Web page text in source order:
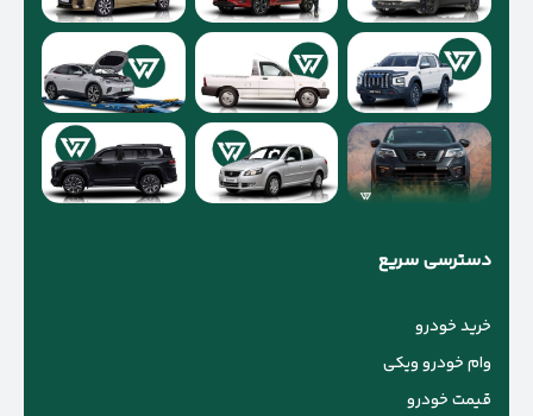
دسترسی سریع
خرید خودرو
وام خودرو ویکی
قیمت خودرو